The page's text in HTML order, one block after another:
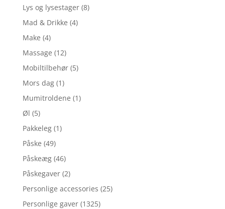
Lys og lysestager (8)
Mad & Drikke (4)
Make (4)
Massage (12)
Mobiltilbehør (5)
Mors dag (1)
Mumitroldene (1)
Øl (5)
Pakkeleg (1)
Påske (49)
Påskeæg (46)
Påskegaver (2)
Personlige accessories (25)
Personlige gaver (1325)